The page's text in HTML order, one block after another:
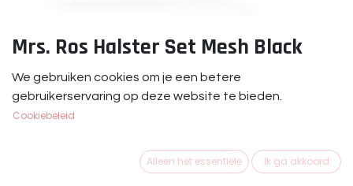
Mrs. Ros Halster Set Mesh Black
Mrs. Ros Halster Set Mesh Black
€39,95
We gebruiken cookies om je een betere
gebruikerservaring op deze website te bieden.
Cookiebeleid
Alleen het essentiële Ik ga akkoord